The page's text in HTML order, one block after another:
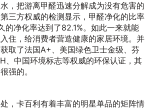
，把游离甲醛迅速分解成为没有危害的
三方权威的检测显示，甲醛净化的比率
的净化率达到了82.1%。如此一来就能
住，给消费者营造健康的家居环境。并
取了法国A+、美国绿色卫士金级、芬
、中国环境标志等权威的环保认证，其
强的。
，卡百利有着丰富的明星单品的矩阵情